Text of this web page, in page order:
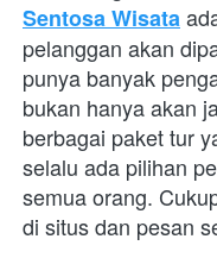
Sentosa Wisata
pelanggan akan
punya banyak
bukan hanya akan
berbagai paket tur
selalu ada pilihan
semua orang.
di situs dan pesan